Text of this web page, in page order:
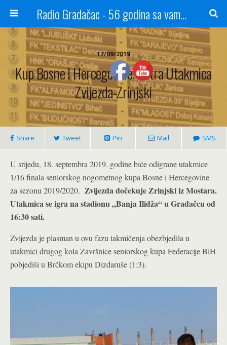
Radio Gradačac - 56 godina sa vama...
17/09/2019
Kup Bosne I Hercegovine: Sutra Utakmica
Zvijezda-Zrinjski
Share Tweet Pin Mail SMS
U srijedu, 18. septembra 2019. godine biće odigrane utakmice
1/16 finala seniorskog nogometnog kupa Bosne i Hercegovine
za sezonu 2019/2020. Zvijezda dočekuje Zrinjski iz Mostara.
Utakmica se igra na stadionu „Banja Ilidža“ u Gradačcu od
16:30 sati.
Zvijezda je plasman u ovu fazu takmičenja obezbjedila u
utakmici drugog kola Završnice seniorskog kupa Federacije BiH
pobjediši u Brčkom ekipu Dizdaruše (1:3).